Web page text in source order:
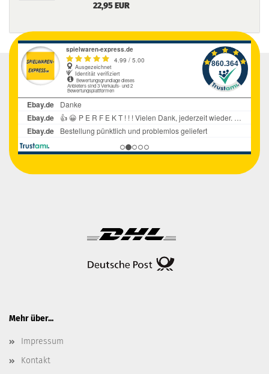
22,95 EUR
Mehr über...
Impressum
Kontakt